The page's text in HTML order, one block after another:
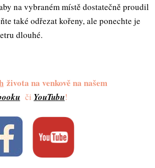
na vybraném místě dostatečně proudil
také odřezat kořeny, ale ponechte je
dlouhé.
života na venkově na našem
či YouTubu!